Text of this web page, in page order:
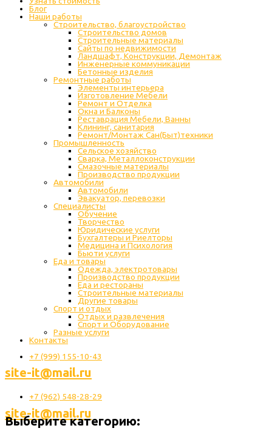
Блог
Наши работы
Строительство, благоустройство
Строительство домов
Строительные материалы
Сайты по недвижимости
Ландшафт, Конструкции, Демонтаж
Инженерные коммуникации
Бетонные изделия
Ремонтные работы
Элементы интерьера
Изготовление Мебели
Ремонт и Отделка
Окна и Балконы
Реставрация Мебели, Ванны
Клининг, санитария
Ремонт/Монтаж Сан(Быт)техники
Промышленность
Cельское хозяйство
Сварка, Металлоконструкции
Cмазочные материалы
Производство продукции
Автомобили
Автомобили
Эвакуатор, перевозки
Специалисты
Обучение
Творчество
Юридические услуги
Бухгалтеры и Риелторы
Медицина и Психология
Бьюти услуги
Еда и товары
Одежда, электротовары
Производство продукции
Еда и рестораны
Строительные материалы
Другие товары
Спорт и отдых
Отдых и развлечения
Спорт и Оборудование
Разные услуги
Контакты
+7 (999) 155-10-43
site-it@mail.ru
+7 (962) 548-28-29
site-it@mail.ru
Выберите категорию: